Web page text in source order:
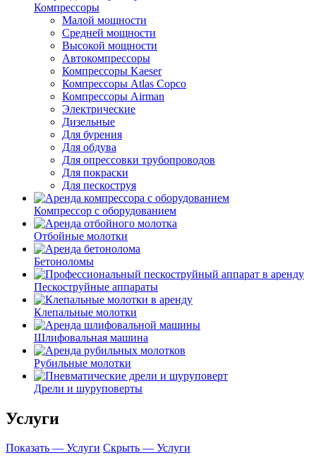
Компрессоры
Малой мощности
Средней мощности
Высокой мощности
Автокомпрессоры
Компрессоры Kaeser
Компрессоры Atlas Copco
Компрессоры Airman
Электрические
Дизельные
Для бурения
Для обдува
Для опрессовки трубопроводов
Для покраски
Для пескоструя
Компрессор с оборудованием
Отбойные молотки
Бетоноломы
Пескоструйные аппараты
Клепальные молотки
Шлифовальная машина
Рубильные молотки
Дрели и шуруповерты
Услуги
Показать — Услуги Скрыть — Услуги